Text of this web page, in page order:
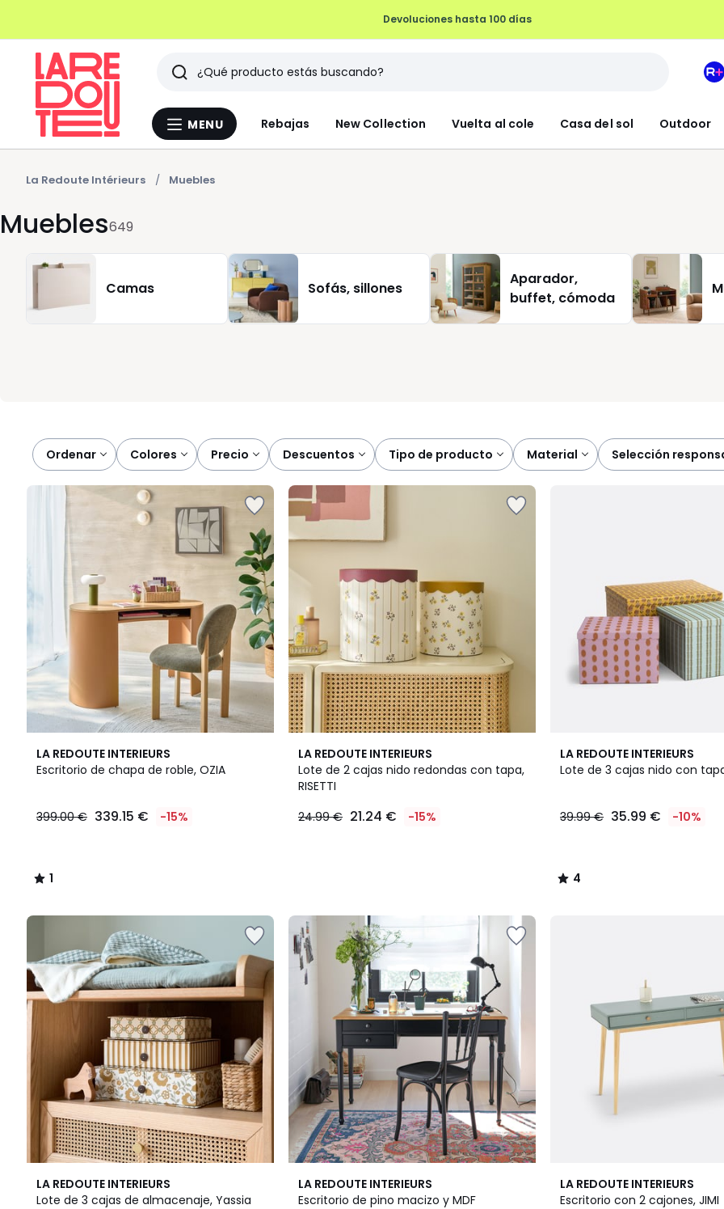
Menu
MENU Rebajas New Collection Vuelta al cole Casa del sol Outdoor
Buscar
Últimos
artículos
vistos
Mi
La Redoute Intérieurs Muebles
Muebles649
Camas Sofás, sillones
Aparador,
buffet, cómoda
Ordenar
colores precio descuentos tipo de producto material selección
LA REDOUTE INTERIEURS
Escritorio de chapa de roble, OZIA
€
399.00
15%
aplicado.
399.00 € 339.15 € -15%
1
/
1
/
LA REDOUTE INTERIEURS
Lote de 2 cajas nido redondas con tapa,
RISETTI
24.99 € 21.24 € -15%
LA REDOUTE INTERIEURS
Lote de 3 cajas nido con
39.99 € 35.99 € -10%
4
/
4
/
LA REDOUTE INTERIEURS
Lote de 3 cajas de almacenaje, Yassia
5
/
LA REDOUTE INTERIEURS
Escritorio de pino macizo y MDF
3,8
/ 5
2
Colores
LA REDOUTE INTERIEURS
Escritorio con 2 cajones, JIMI
4,5
/ 5
2
Colores